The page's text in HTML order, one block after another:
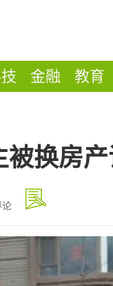
金融 教育
换房
论